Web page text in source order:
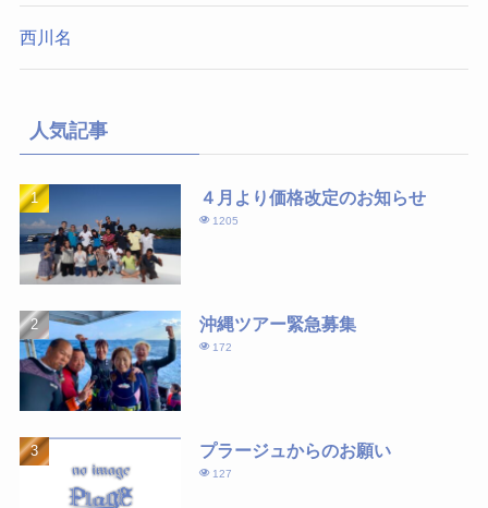
西川名
人気記事
４月より価格改定のお知らせ
1205
沖縄ツアー緊急募集
172
プラージュからのお願い
127